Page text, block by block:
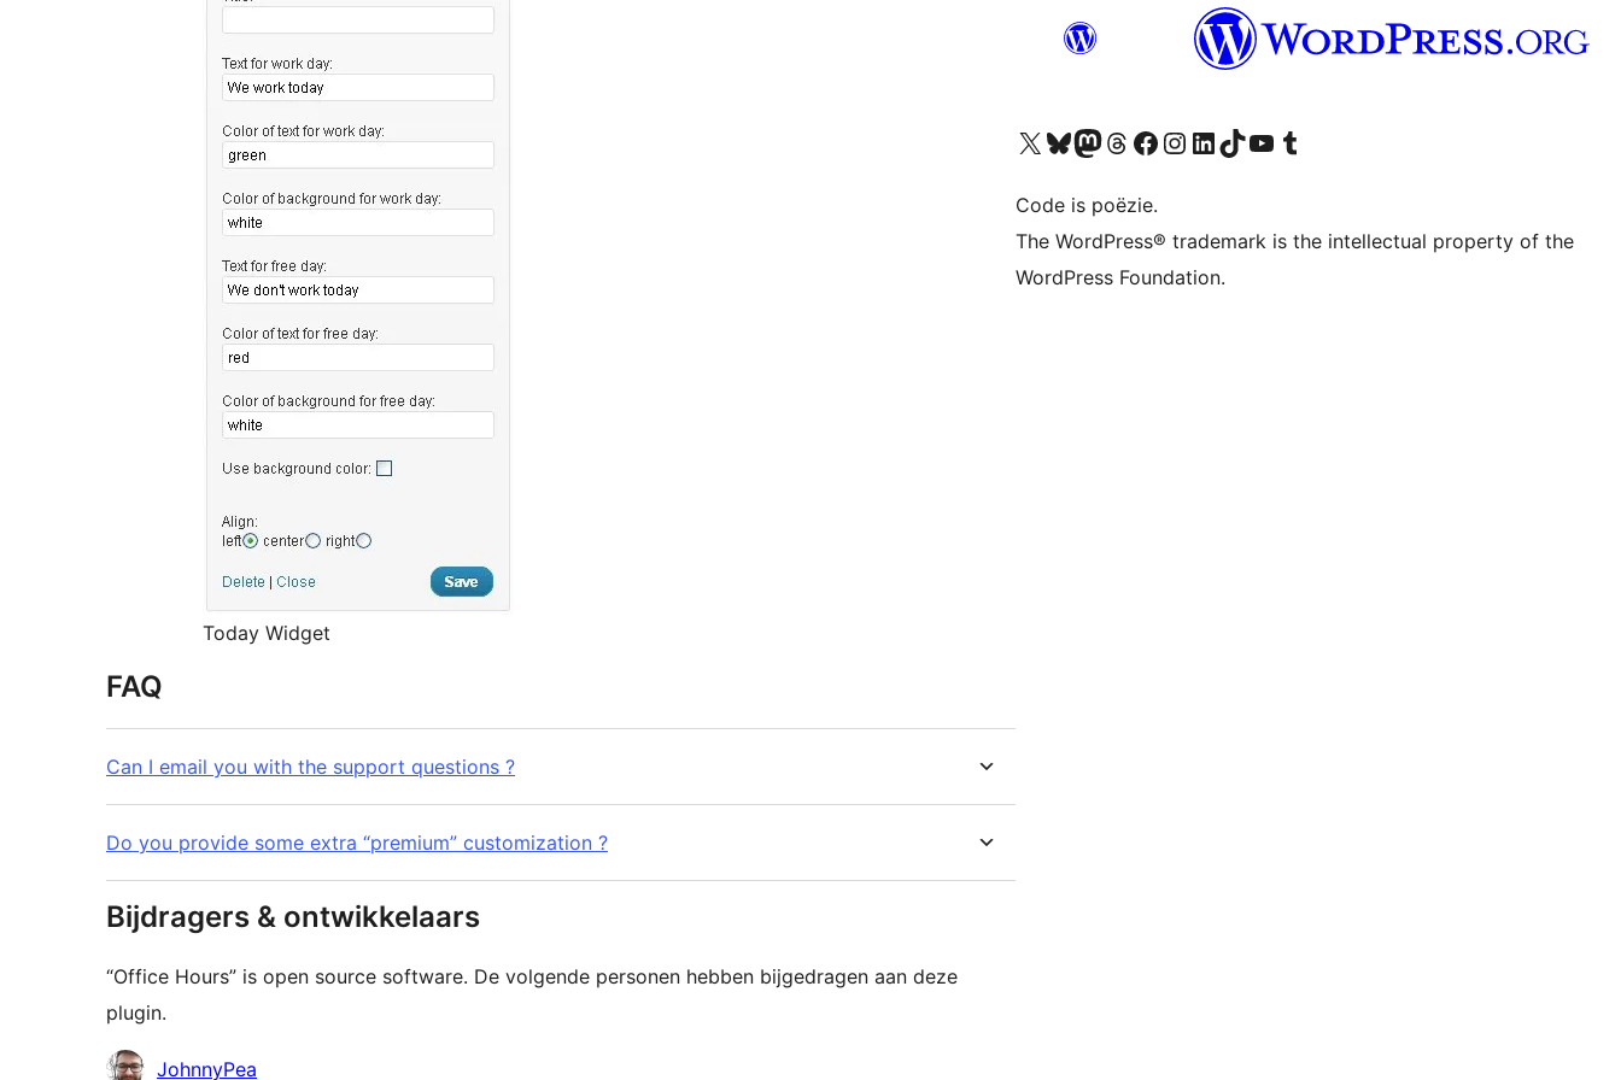
Today Widget
FAQ
Can I email you with the support questions ?
Do you provide some extra “premium” customization ?
Bijdragers & ontwikkelaars
“Office Hours” is open source software. De volgende personen hebben bijgedragen aan deze
plugin.
BijdragersJohnnyPea
Bezoek ons X (voorheen Twitter) account
Bezoek ons Bluesky account
Bezoek ons Mastodon account
Bezoek ons Threads account
Onze Facebook pagina bezoeken
Bezoek ons Instagram account
Bezoek ons LinkedIn account
Bezoek ons TikTok account
Bezoek ons YouTube kanaalBezoek ons Tumblr account
Code is poëzie.
The WordPress® trademark is the intellectual property of the
WordPress Foundation.